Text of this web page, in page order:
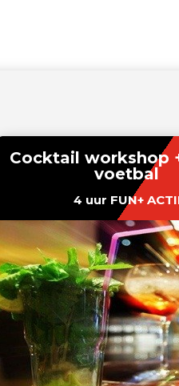
Cocktail workshop
voetbal
4 uur FUN+